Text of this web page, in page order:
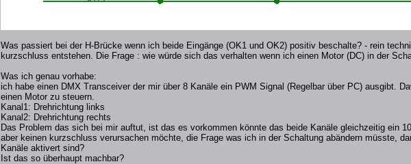
Was passiert bei der H-Brücke wenn ich beide Eingänge (OK1 und OK2) positiv beschalte? - rein
kurzschluss entstehen. Die Frage : wie würde sich das verhalten wenn ich einen Motor (DC) in der
Was ich genau vorhabe:
ich habe einen DMX Transceiver der mir über 8 Kanäle ein PWM Signal (Regelbar über PC) ausgibt.
einen Motor zu steuern.
Kanal1: Drehrichtung links
Kanal2: Drehrichtung rechts
Das Problem das sich bei mir auftut, ist das es vorkommen könnte das beide Kanäle gleichzeitig ein
aber keinen kurzschluss verursachen möchte, die Frage was ich in der Schaltung abändern müsste,
Kanäle aktivert sind?
Ist das so überhaupt machbar?